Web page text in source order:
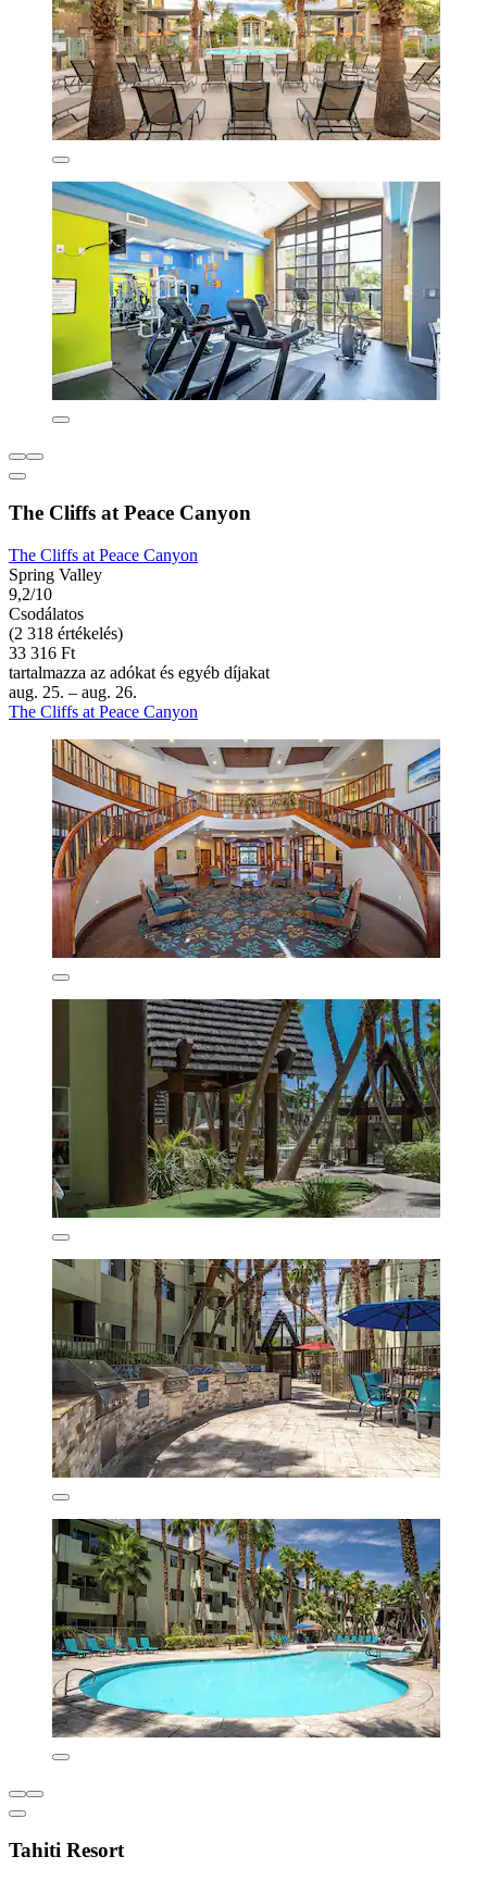
The Cliffs at Peace Canyon
The Cliffs at Peace Canyon
Spring Valley
9,2/10
Csodálatos
(2 318 értékelés)
33 316 Ft
tartalmazza az adókat és egyéb díjakat
aug. 25. – aug. 26.
The Cliffs at Peace Canyon
Tahiti Resort